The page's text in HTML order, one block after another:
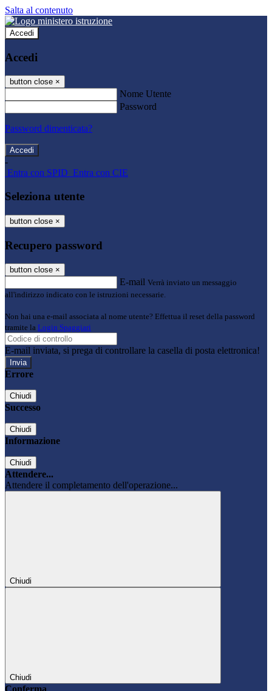
Salta al contenuto
Accedi
Accedi
button close ×
Nome Utente
Password
Password dimenticata?
-
Entra con SPID Entra con CIE
Seleziona utente
button close ×
Recupero password
button close ×
E-mail Verrà inviato un messaggio
all'indirizzo indicato con le istruzioni necessarie.
Non hai una e-mail associata al nome utente? Effettua il reset della password
tramite la Login Spaggiari
E-mail inviata, si prega di controllare la casella di posta elettronica!
Errore
Chiudi
Successo
Chiudi
Informazione
Chiudi
Attendere...
Attendere il completamento dell'operazione...
Chiudi
Chiudi